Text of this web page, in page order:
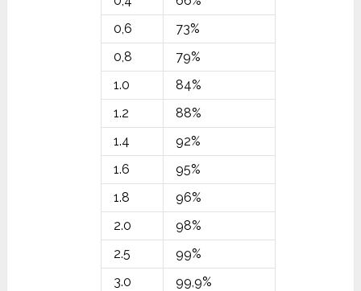
0,6
73%
0,8
79%
1.0
84%
1.2
88%
1.4
92%
1.6
95%
1.8
96%
2.0
98%
2.5
99%
3.0
99,9%